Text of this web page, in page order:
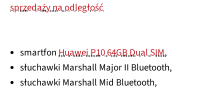
sprzedaży na odległość
smartfonHuawei P10 64GB Dual SIM,
słuchawki Marshall Major II Bluetooth,
słuchawki Marshall Mid Bluetooth,